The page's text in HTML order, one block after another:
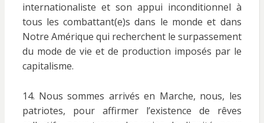
internationaliste et son appui inconditionnel à
tous les combattant(e)s dans le monde et dans
Notre Amérique qui recherchent le surpassement
du mode de vie et de production imposés par le
capitalisme.
14. Nous sommes arrivés en Marche, nous, les
patriotes, pour affirmer l’existence de rêves